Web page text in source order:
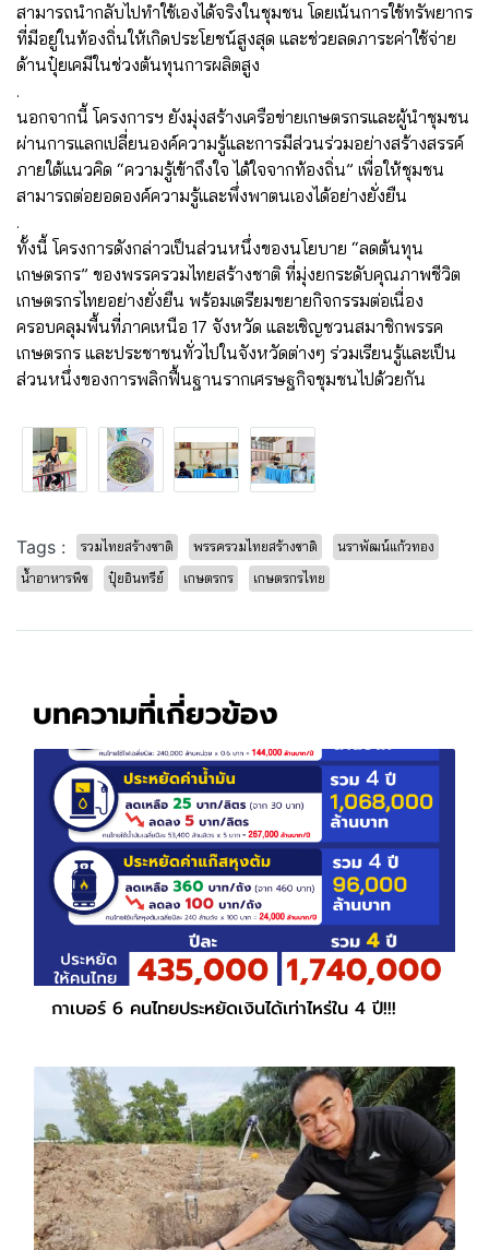
สามารถนำกลับไปทำใช้เองได้จริงในชุมชน โดยเน้นการใช้ทรัพยากร
ที่มีอยู่ในท้องถิ่นให้เกิดประโยชน์สูงสุด และช่วยลดภาระค่าใช้จ่าย
ด้านปุ๋ยเคมีในช่วงต้นทุนการผลิตสูง
.
นอกจากนี้ โครงการฯ ยังมุ่งสร้างเครือข่ายเกษตรกรและผู้นำชุมชน
ผ่านการแลกเปลี่ยนองค์ความรู้และการมีส่วนร่วมอย่างสร้างสรรค์
ภายใต้แนวคิด “ความรู้เข้าถึงใจ ได้ใจจากท้องถิ่น” เพื่อให้ชุมชน
สามารถต่อยอดองค์ความรู้และพึ่งพาตนเองได้อย่างยั่งยืน
.
ทั้งนี้ โครงการดังกล่าวเป็นส่วนหนึ่งของนโยบาย “ลดต้นทุน
เกษตรกร” ของพรรครวมไทยสร้างชาติ ที่มุ่งยกระดับคุณภาพชีวิต
เกษตรกรไทยอย่างยั่งยืน พร้อมเตรียมขยายกิจกรรมต่อเนื่อง
ครอบคลุมพื้นที่ภาคเหนือ 17 จังหวัด และเชิญชวนสมาชิกพรรค
เกษตรกร และประชาชนทั่วไปในจังหวัดต่างๆ ร่วมเรียนรู้และเป็น
ส่วนหนึ่งของการพลิกฟื้นฐานรากเศรษฐกิจชุมชนไปด้วยกัน
Tags : รวมไทยสร้างชาติ พรรครวมไทยสร้างชาติ
นราพัฒน์แก้วทอง
น้ำอาหารพืช
ปุ๋ยอินทรีย์ เกษตรกร เกษตรกรไทย
บทความที่เกี่ยวข้อง
กาเบอร์ 6 คนไทยประหยัดเงินได้เท่าไหร่ใน 4 ปี!!!